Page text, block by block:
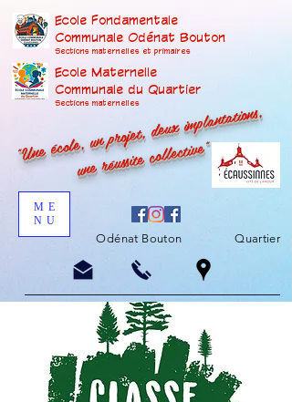
Ecole Fondamentale
Communale Odénat Bouton
Sections maternelles et primaires
Ecole Maternelle
Communale du Quartier
Sections maternelles
"Une école, un projet, deux implantations,
une réussite collective"
ME
NU
Odénat Bouton Quartier